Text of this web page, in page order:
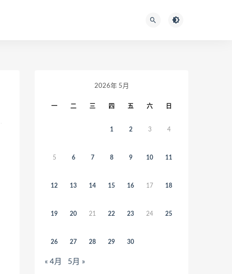
2026年 5月
一 二 三 四 五 六 日
1 2 3 4
5 6 7 8 9 10 11
12 13 14 15 16 17 18
19 20 21 22 23 24 25
26 27 28 29 30
« 4月 5月 »